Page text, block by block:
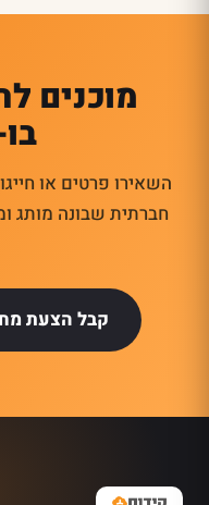
מוכנים
חברתית שבונה מותג
קבל הצעת